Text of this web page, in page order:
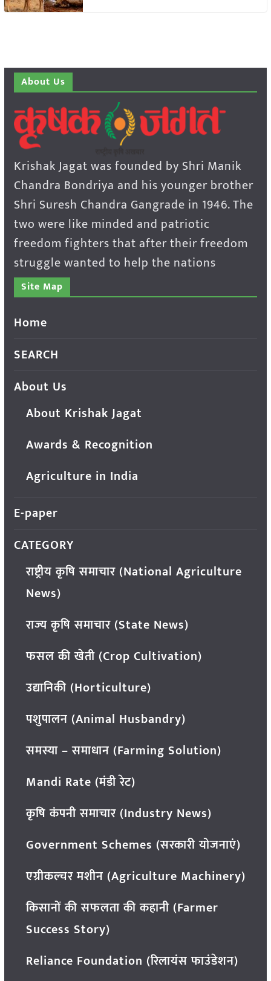
About Us
Krishak Jagat was founded by Shri Manik
Chandra Bondriya and his younger brother
Shri Suresh Chandra Gangrade in 1946. The
two were like minded and patriotic
freedom fighters that after their freedom
struggle wanted to help the nations
Site Map
Home
SEARCH
About Us
About Krishak Jagat
Awards & Recognition
Agriculture in India
E-paper
CATEGORY
राष्ट्रीय कृषि समाचार (National Agriculture
News)
राज्य कृषि समाचार (State News)
फसल की खेती (Crop Cultivation)
उद्यानिकी (Horticulture)
पशुपालन (Animal Husbandry)
समस्या – समाधान (Farming Solution)
Mandi Rate (मंडी रेट)
कृषि कंपनी समाचार (Industry News)
Government Schemes (सरकारी योजनाएं)
एग्रीकल्चर मशीन (Agriculture Machinery)
किसानों की सफलता की कहानी (Farmer
Success Story)
Reliance Foundation (रिलायंस फाउंडेशन)